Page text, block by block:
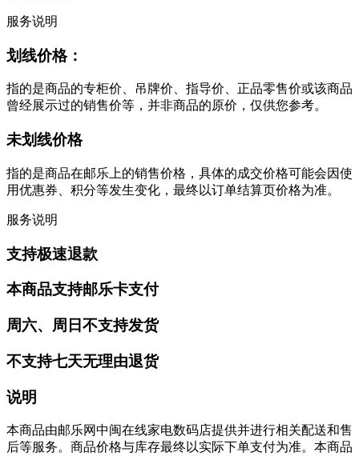
服务说明
划线价格：
指的是商品的专柜价、吊牌价、指导价、正品零售价或该商品
曾经展示过的销售价等，并非商品的原价，仅供您参考。
未划线价格
指的是商品在邮乐上的销售价格，具体的成交价格可能会因使
用优惠券、积分等发生变化，最终以订单结算页价格为准。
服务说明
支持极速退款
本商品支持邮乐卡支付
周六、周日不支持发货
不支持七天无理由退货
说明
本商品由邮乐网中闽在线家电数码店提供并进行相关配送和售
后等服务。商品价格与库存最终以实际下单支付为准。本商品